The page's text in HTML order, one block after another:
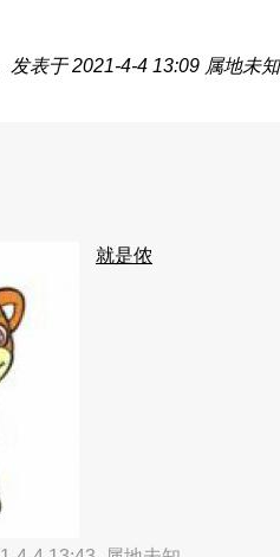
发表于 2021-4-4 13:09 属地未知
就是侬